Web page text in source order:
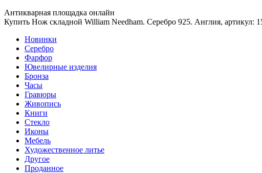
Антикварная площадка онлайн
Купить Нож складной William Needham. Серебро 925. Англия, артикул:
Новинки
Серебро
Фарфор
Ювелирные изделия
Бронза
Часы
Гравюры
Живопись
Книги
Стекло
Иконы
Мебель
Художественное литье
Другое
Проданное